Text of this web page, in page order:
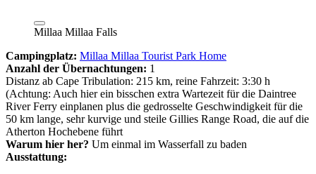
Millaa Millaa Falls
Campingplatz: Millaa Millaa Tourist Park Home
Anzahl der Übernachtungen: 1
Distanz ab Cape Tribulation: 215 km, reine Fahrzeit: 3:30 h
(Achtung: Auch hier ein bisschen extra Wartezeit für die Daintree
River Ferry einplanen plus die gedrosselte Geschwindigkeit für die
50 km lange, sehr kurvige und steile Gillies Range Road, die auf die
Atherton Hochebene führt
Warum hier her? Um einmal im Wasserfall zu baden
Ausstattung: